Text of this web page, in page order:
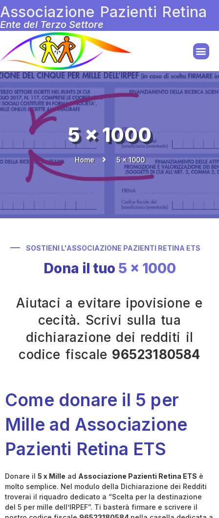
Associazione Pazienti Retina
Ente del Terzo Settore
5 x 1000
Home 5 x 1000
SOSTIENI L'ASSOCIAZIONE PAZIENTI RETINA ETS
Dona il tuo 5 x 1000
Aiutaci a evitare ipovisione e
cecità. Scrivi sulla tua
dichiarazione dei redditi il
codice fiscale 96523180584
Come donare il 5 per
Mille ad Associazione
Pazienti Retina ETS
Donare il 5 x Mille ad Associazione Pazienti Retina ETS è
molto semplice. Nel modulo della Dichiarazione dei Redditi
troverai il riquadro dedicato a “Scelta per la destinazione
del 5 per mille dell’IRPEF”. Ti basterà firmare e scrivere il